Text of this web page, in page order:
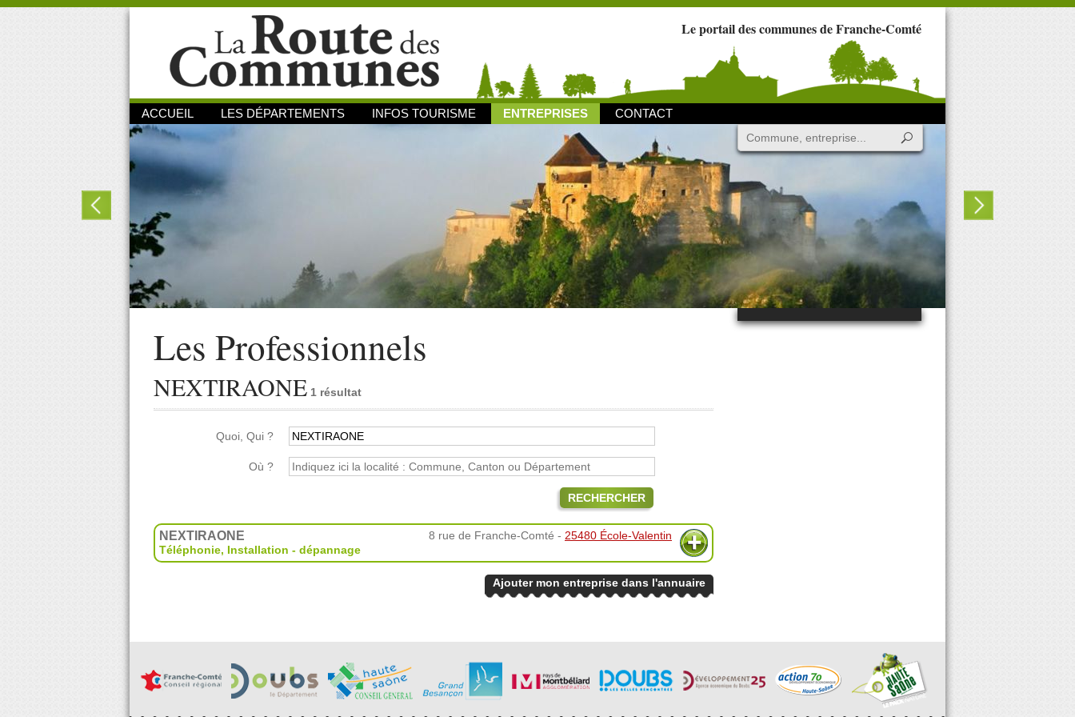
Le portail des communes de Franche-Comté
ACCUEIL LES DÉPARTEMENTS INFOS TOURISME ENTREPRISES CONTACT
Les Professionnels
NEXTIRAONE 1 résultat
Quoi, Qui ?
Où ?
RECHERCHER
NEXTIRAONE 8 rue de Franche-Comté - 25480 École-Valentin
Téléphonie, Installation - dépannage
Ajouter mon entreprise dans l'annuaire